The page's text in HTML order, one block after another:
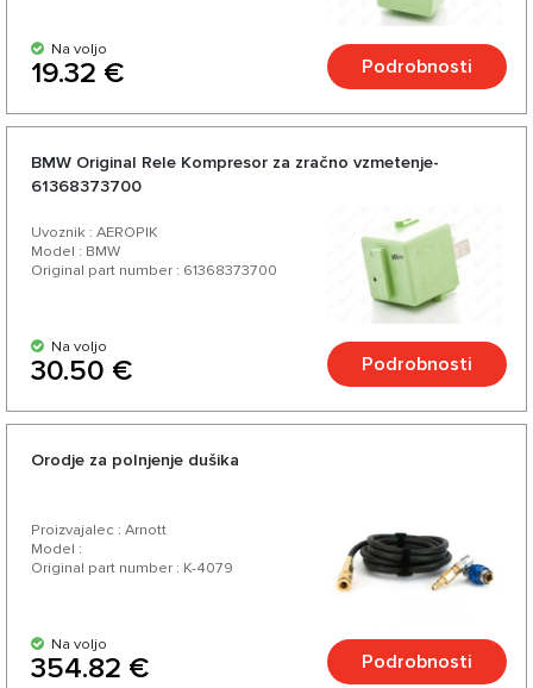
Na voljo
19.32 € Podrobnosti
BMW Original Rele Kompresor za zračno vzmetenje-
61368373700
Uvoznik : AEROPIK
Model : BMW
Original part number : 61368373700
Na voljo
30.50 € Podrobnosti
Orodje za polnjenje dušika
Proizvajalec : Arnott
Model :
Original part number : K-4079
Na voljo
354.82 € Podrobnosti